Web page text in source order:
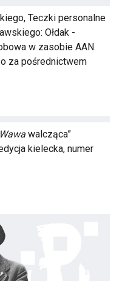
Teczki personalne
Ołdak -
w zasobie AAN.
za pośrednictwem
Wawa walcząca”
kielecka, numer